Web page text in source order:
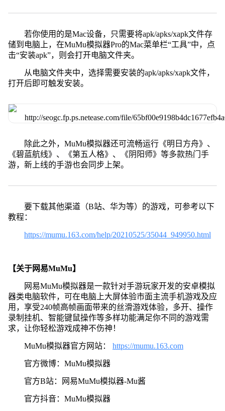
若你使用的是Mac设备，只需要将apk/apks/xapk文件存
储到电脑上，在MuMu模拟器Pro的Mac菜单栏“工具”中，点
击“安装apk”，则会打开电脑文件夹。
从电脑文件夹中，选择需要安装的apk/apks/xapk文件，
打开后即可触发安装。
除此之外，MuMu模拟器还可流畅运行《明日方舟》、
《碧蓝航线》、《第五人格》、《阴阳师》等多款热门手
游，新上线的手游也会同步上架。
要下载其他渠道（B站、华为等）的游戏，可参考以下
教程：
https://mumu.163.com/help/20210525/35044_949950.html
【关于网易MuMu】
网易MuMu模拟器是一款针对手游玩家开发的安卓模拟
器类电脑软件，可在电脑上大屏体验市面主流手机游戏及应
用，享受240帧高帧画面带来的丝滑游戏体验，多开、操作
录制挂机、智能键鼠操作等多样功能满足你不同的游戏需
求，让你轻松游戏成神不伤神！
MuMu模拟器官方网站： https://mumu.163.com
官方微博：MuMu模拟器
官方B站：网易MuMu模拟器-Mu酱
官方抖音：MuMu模拟器